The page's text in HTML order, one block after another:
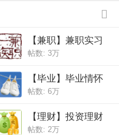
【兼职】兼职实习
帖数: 3万
【毕业】毕业情怀
帖数: 6万
【理财】投资理财
帖数: 2万